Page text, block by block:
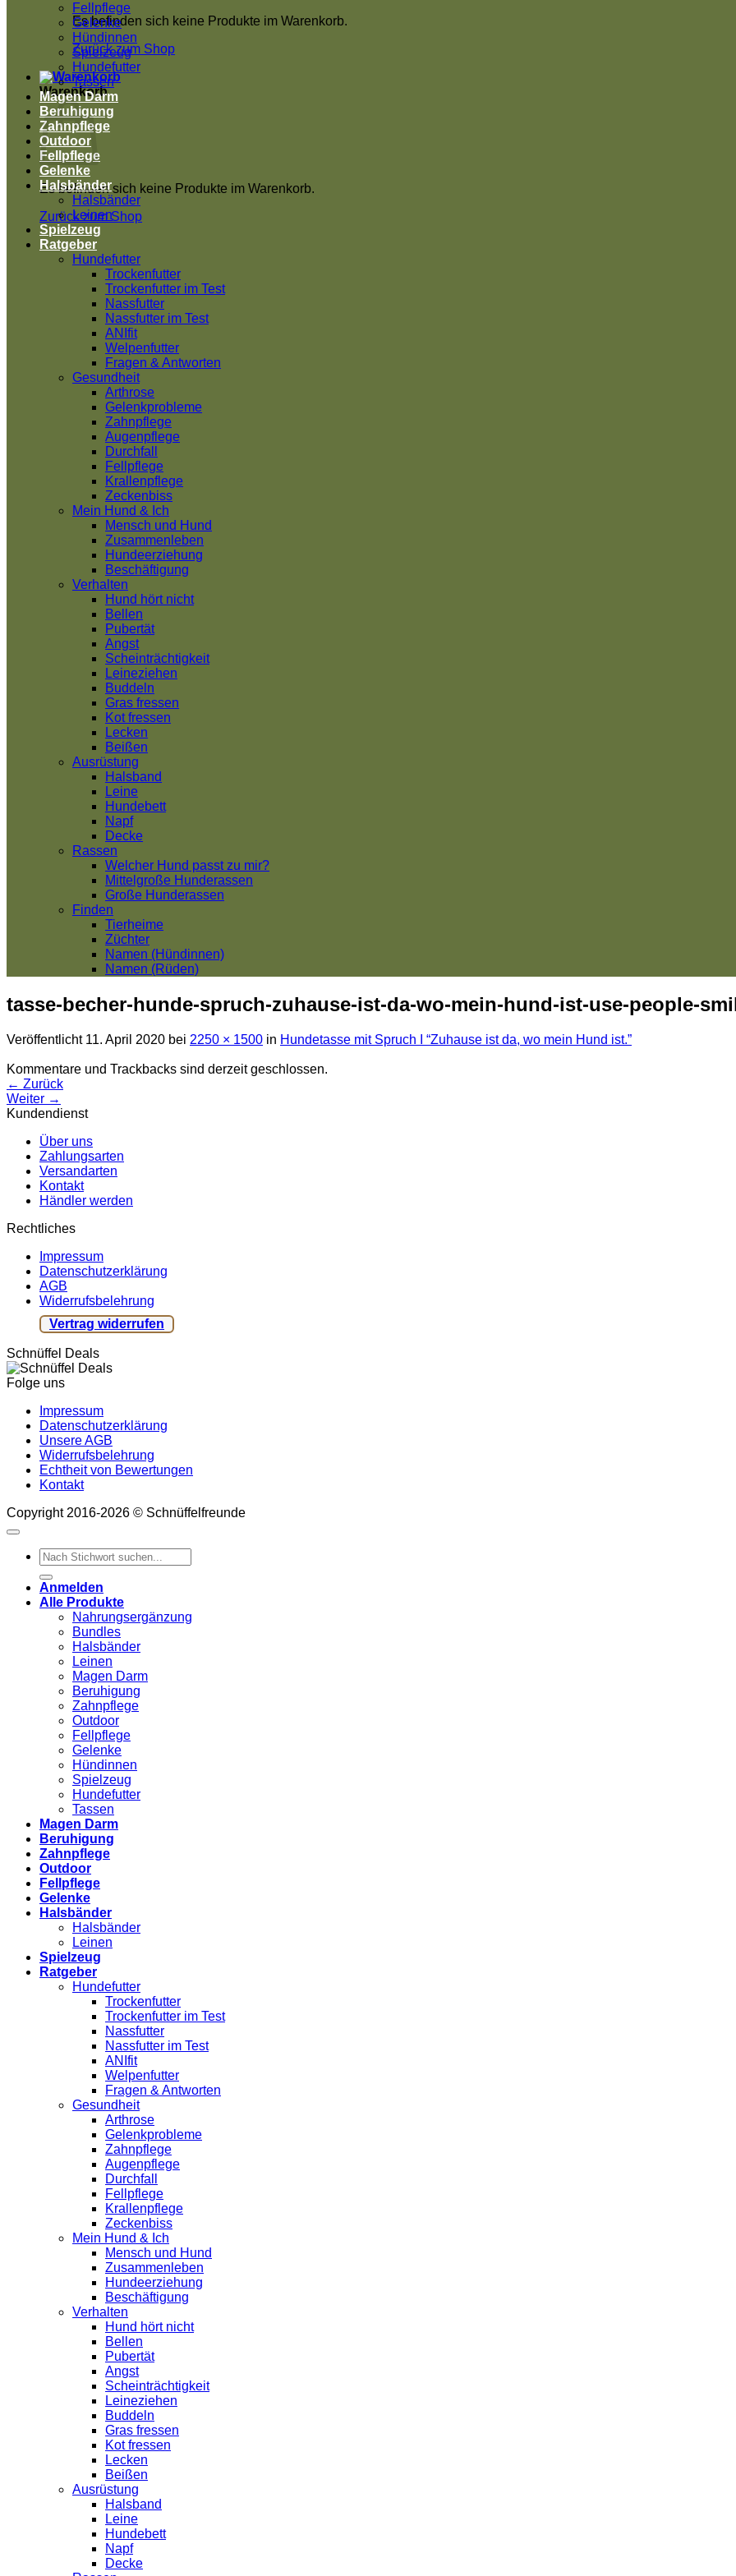
Es befinden sich keine Produkte im Warenkorb.
Zurück zum Shop
Warenkorb
Es befinden sich keine Produkte im Warenkorb.
Zurück zum Shop
Fellpflege
Gelenke
Hündinnen
Spielzeug
Hundefutter
Tassen
Magen Darm
Beruhigung
Zahnpflege
Outdoor
Fellpflege
Gelenke
Halsbänder
Halsbänder
Leinen
Spielzeug
Ratgeber
Hundefutter
Trockenfutter
Trockenfutter im Test
Nassfutter
Nassfutter im Test
ANIfit
Welpenfutter
Fragen & Antworten
Gesundheit
Arthrose
Gelenkprobleme
Zahnpflege
Augenpflege
Durchfall
Fellpflege
Krallenpflege
Zeckenbiss
Mein Hund & Ich
Mensch und Hund
Zusammenleben
Hundeerziehung
Beschäftigung
Verhalten
Hund hört nicht
Bellen
Pubertät
Angst
Scheinträchtigkeit
Leineziehen
Buddeln
Gras fressen
Kot fressen
Lecken
Beißen
Ausrüstung
Halsband
Leine
Hundebett
Napf
Decke
Rassen
Welcher Hund passt zu mir?
Mittelgroße Hunderassen
Große Hunderassen
Finden
Tierheime
Züchter
Namen (Hündinnen)
Namen (Rüden)
tasse-becher-hunde-spruch-zuhause-ist-da-wo-mein-hund-ist-use-people-
Veröffentlicht 11. April 2020 bei 2250 × 1500 in Hundetasse mit Spruch I “Zuhause ist da, wo mein Hund ist.”
Kommentare und Trackbacks sind derzeit geschlossen.
← Zurück
Weiter →
Kundendienst
Über uns
Zahlungsarten
Versandarten
Kontakt
Händler werden
Rechtliches
Impressum
Datenschutzerklärung
AGB
Widerrufsbelehrung
Vertrag widerrufen
Schnüffel Deals
Folge uns
Impressum
Datenschutzerklärung
Unsere AGB
Widerrufsbelehrung
Echtheit von Bewertungen
Kontakt
Copyright 2016-2026 © Schnüffelfreunde
Suchen
nach:
Anmelden
Alle Produkte
Nahrungsergänzung
Bundles
Halsbänder
Leinen
Magen Darm
Beruhigung
Zahnpflege
Outdoor
Fellpflege
Gelenke
Hündinnen
Spielzeug
Hundefutter
Tassen
Magen Darm
Beruhigung
Zahnpflege
Outdoor
Fellpflege
Gelenke
Halsbänder
Halsbänder
Leinen
Spielzeug
Ratgeber
Hundefutter
Trockenfutter
Trockenfutter im Test
Nassfutter
Nassfutter im Test
ANIfit
Welpenfutter
Fragen & Antworten
Gesundheit
Arthrose
Gelenkprobleme
Zahnpflege
Augenpflege
Durchfall
Fellpflege
Krallenpflege
Zeckenbiss
Mein Hund & Ich
Mensch und Hund
Zusammenleben
Hundeerziehung
Beschäftigung
Verhalten
Hund hört nicht
Bellen
Pubertät
Angst
Scheinträchtigkeit
Leineziehen
Buddeln
Gras fressen
Kot fressen
Lecken
Beißen
Ausrüstung
Halsband
Leine
Hundebett
Napf
Decke